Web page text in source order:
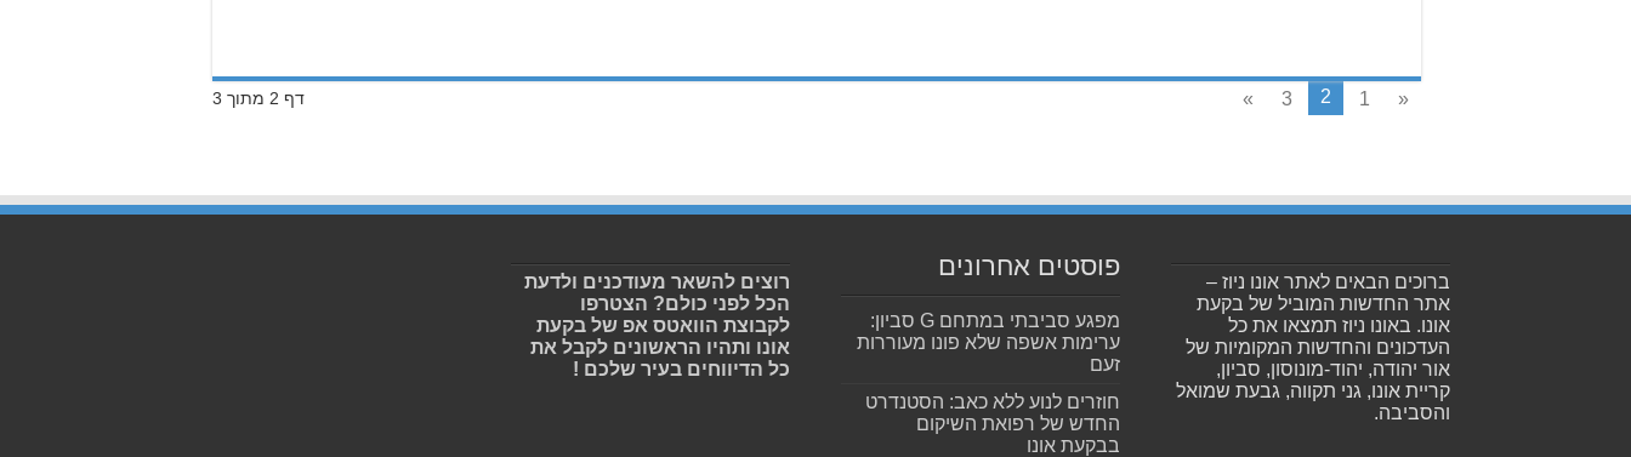
דף 2 מתוך 3 «
1
2
3
»
ברוכים הבאים לאתר אונו ניוז –
אתר החדשות המוביל של בקעת
אונו. באונו ניוז תמצאו את כל
העדכונים והחדשות המקומיות של
אור יהודה, יהוד-מונוסון, סביון,
קריית אונו, גני תקווה, גבעת שמואל
והסביבה.
פוסטים אחרונים
מפגע סביבתי במתחם G סביון:
ערימות אשפה שלא פונו מעוררות
זעם
חוזרים לנוע ללא כאב: הסטנדרט
החדש של רפואת השיקום
בבקעת אונו
רוצים להשאר מעודכנים ולדעת
הכל לפני כולם? הצטרפו
לקבוצת הוואטס אפ של בקעת
אונו ותהיו הראשונים לקבל את
כל הדיווחים בעיר שלכם !